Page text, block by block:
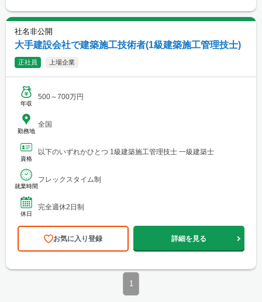
社名非公開
大手建設会社で建築施工技術者(1級建築施工管理技士)
正社員 上場企業
年収
500～700万円
勤務地
全国
資格
以下のいずれかひとつ 1級建築施工管理技士 一級建築士
就業時間
フレックスタイム制
休日
完全週休2日制
お気に入り登録 詳細を見る
1